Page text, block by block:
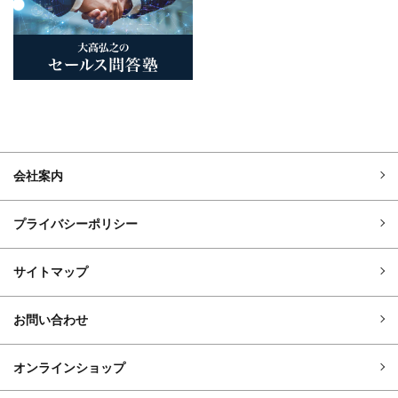
会社案内
プライバシーポリシー
サイトマップ
お問い合わせ
オンラインショップ